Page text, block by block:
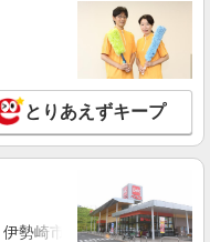
額支給
・バイク通勤OK
とりあえずキープ
勢崎市・太田市・館林市